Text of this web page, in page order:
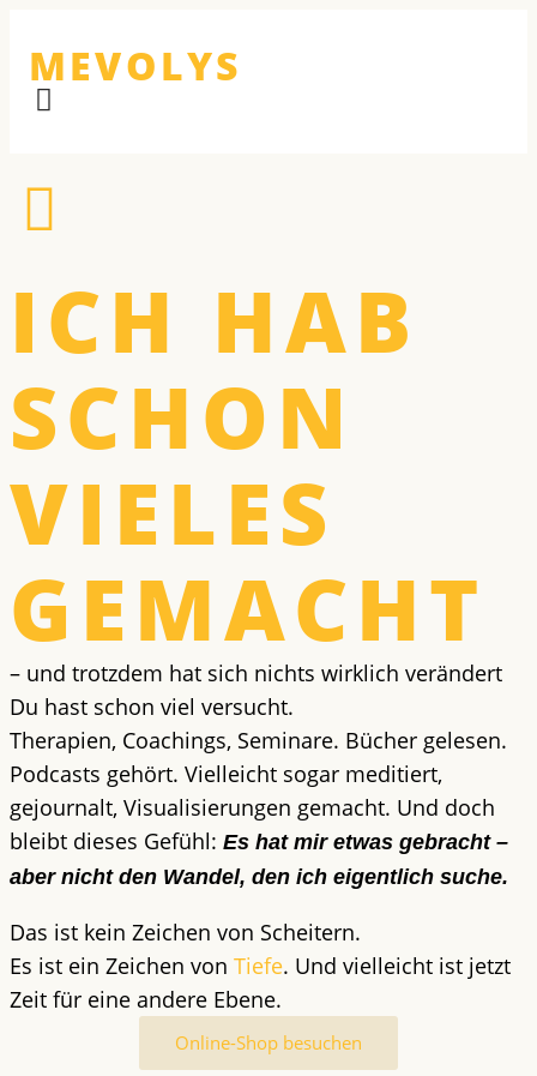
MEVOLYS
ICH HAB
SCHON
VIELES
GEMACHT
– und trotzdem hat sich nichts wirklich verändert
Du hast schon viel versucht.
Therapien, Coachings, Seminare. Bücher gelesen.
Podcasts gehört. Vielleicht sogar meditiert,
gejournalt, Visualisierungen gemacht. Und doch
bleibt dieses Gefühl: Es hat mir etwas gebracht –
aber nicht den Wandel, den ich eigentlich suche.
Das ist kein Zeichen von Scheitern.
Es ist ein Zeichen von Tiefe. Und vielleicht ist jetzt
Zeit für eine andere Ebene.
Online-Shop besuchen